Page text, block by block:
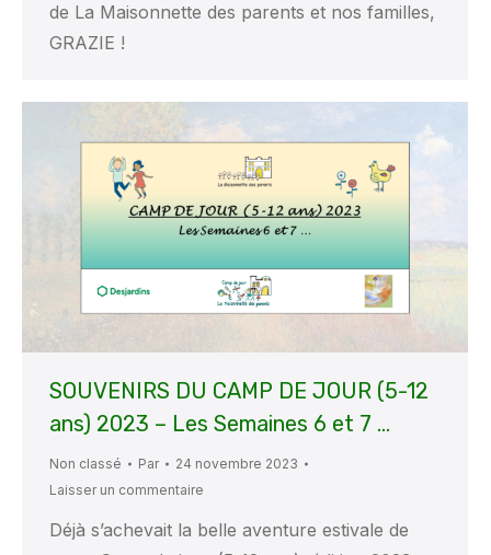
de La Maisonnette des parents et nos familles,
GRAZIE !
SOUVENIRS DU CAMP DE JOUR (5-12
ans) 2023 – Les Semaines 6 et 7 …
Non classé Par
24 novembre 2023
Laisser un commentaire
Déjà s’achevait la belle aventure estivale de